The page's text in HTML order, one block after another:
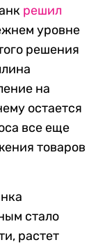
решил
уровне
решения
на
остается
все еще
товаров
стало
растет